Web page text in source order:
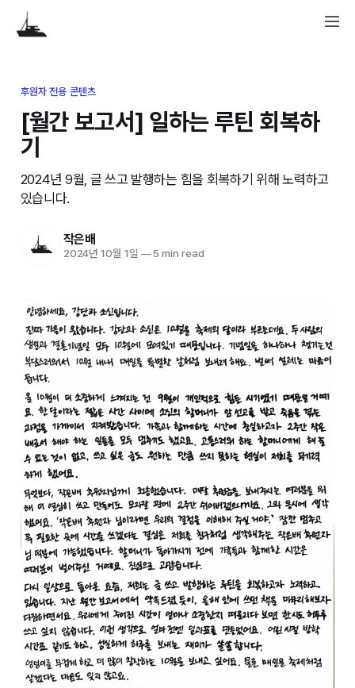
후원자 전용 콘텐츠
[월간 보고서] 일하는 루틴 회복하
기
2024년 9월, 글 쓰고 발행하는 힘을 회복하기 위해 노력하고
있습니다.
작은배
2024년 10월 1일 —5 min read